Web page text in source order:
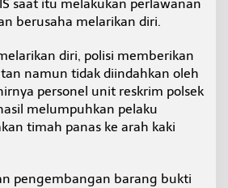
saat itu melakukan perlawanan
berusaha melarikan diri.
diri, polisi memberikan
namun tidak diindahkan oleh
personel unit reskrim polsek
melumpuhkan pelaku
timah panas ke arah kaki
pengembangan barang bukti